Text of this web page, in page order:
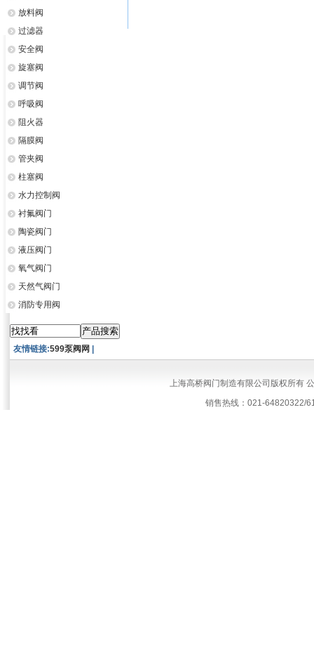
放料阀
过滤器
安全阀
旋塞阀
调节阀
呼吸阀
阻火器
隔膜阀
管夹阀
柱塞阀
水力控制阀
衬氟阀门
陶瓷阀门
液压阀门
氧气阀门
天然气阀门
消防专用阀
友情链接:599泵阀网
上海高桥阀门制造有限公司版权所有
销售热线：021-64820322/